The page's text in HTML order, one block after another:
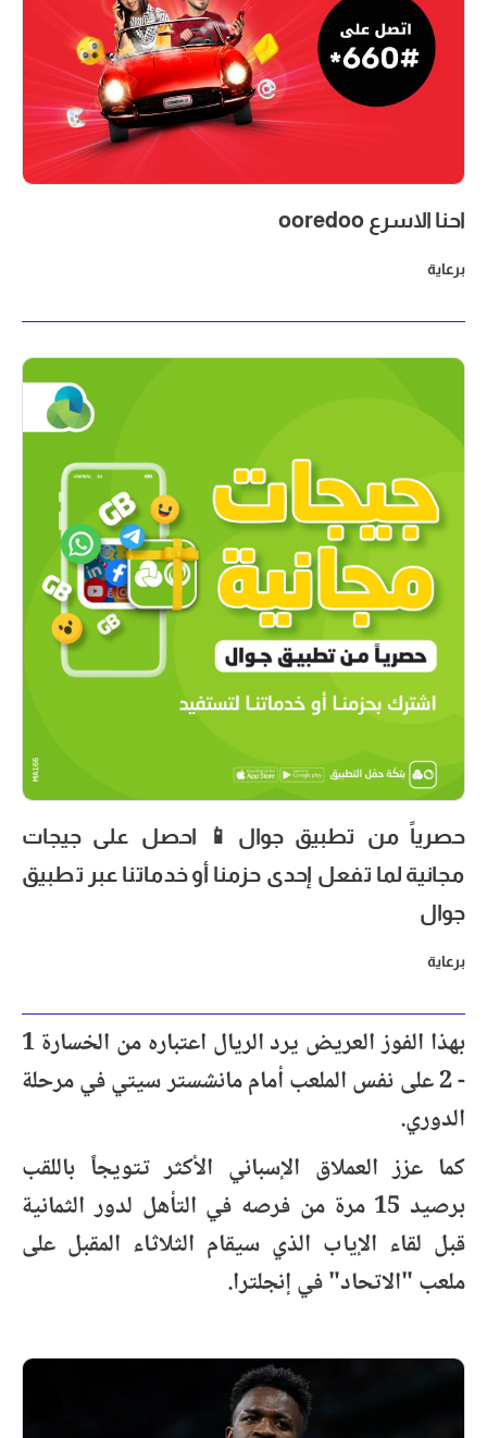
احنا الاسرع ooredoo
برعاية
حصرياً من تطبيق جوال📱 احصل على جيجات
مجانية لما تفعل إحدى حزمنا أو خدماتنا عبر تطبيق
جوال
برعاية
بهذا الفوز العريض يرد الريال اعتباره من الخسارة 1
- 2 على نفس الملعب أمام مانشستر سيتي في مرحلة
الدوري.
كما عزز العملاق الإسباني الأكثر تتويجاً باللقب
برصيد 15 مرة من فرصه في التأهل لدور الثمانية
قبل لقاء الإياب الذي سيقام الثلاثاء المقبل على
ملعب "الاتحاد" في إنجلترا.